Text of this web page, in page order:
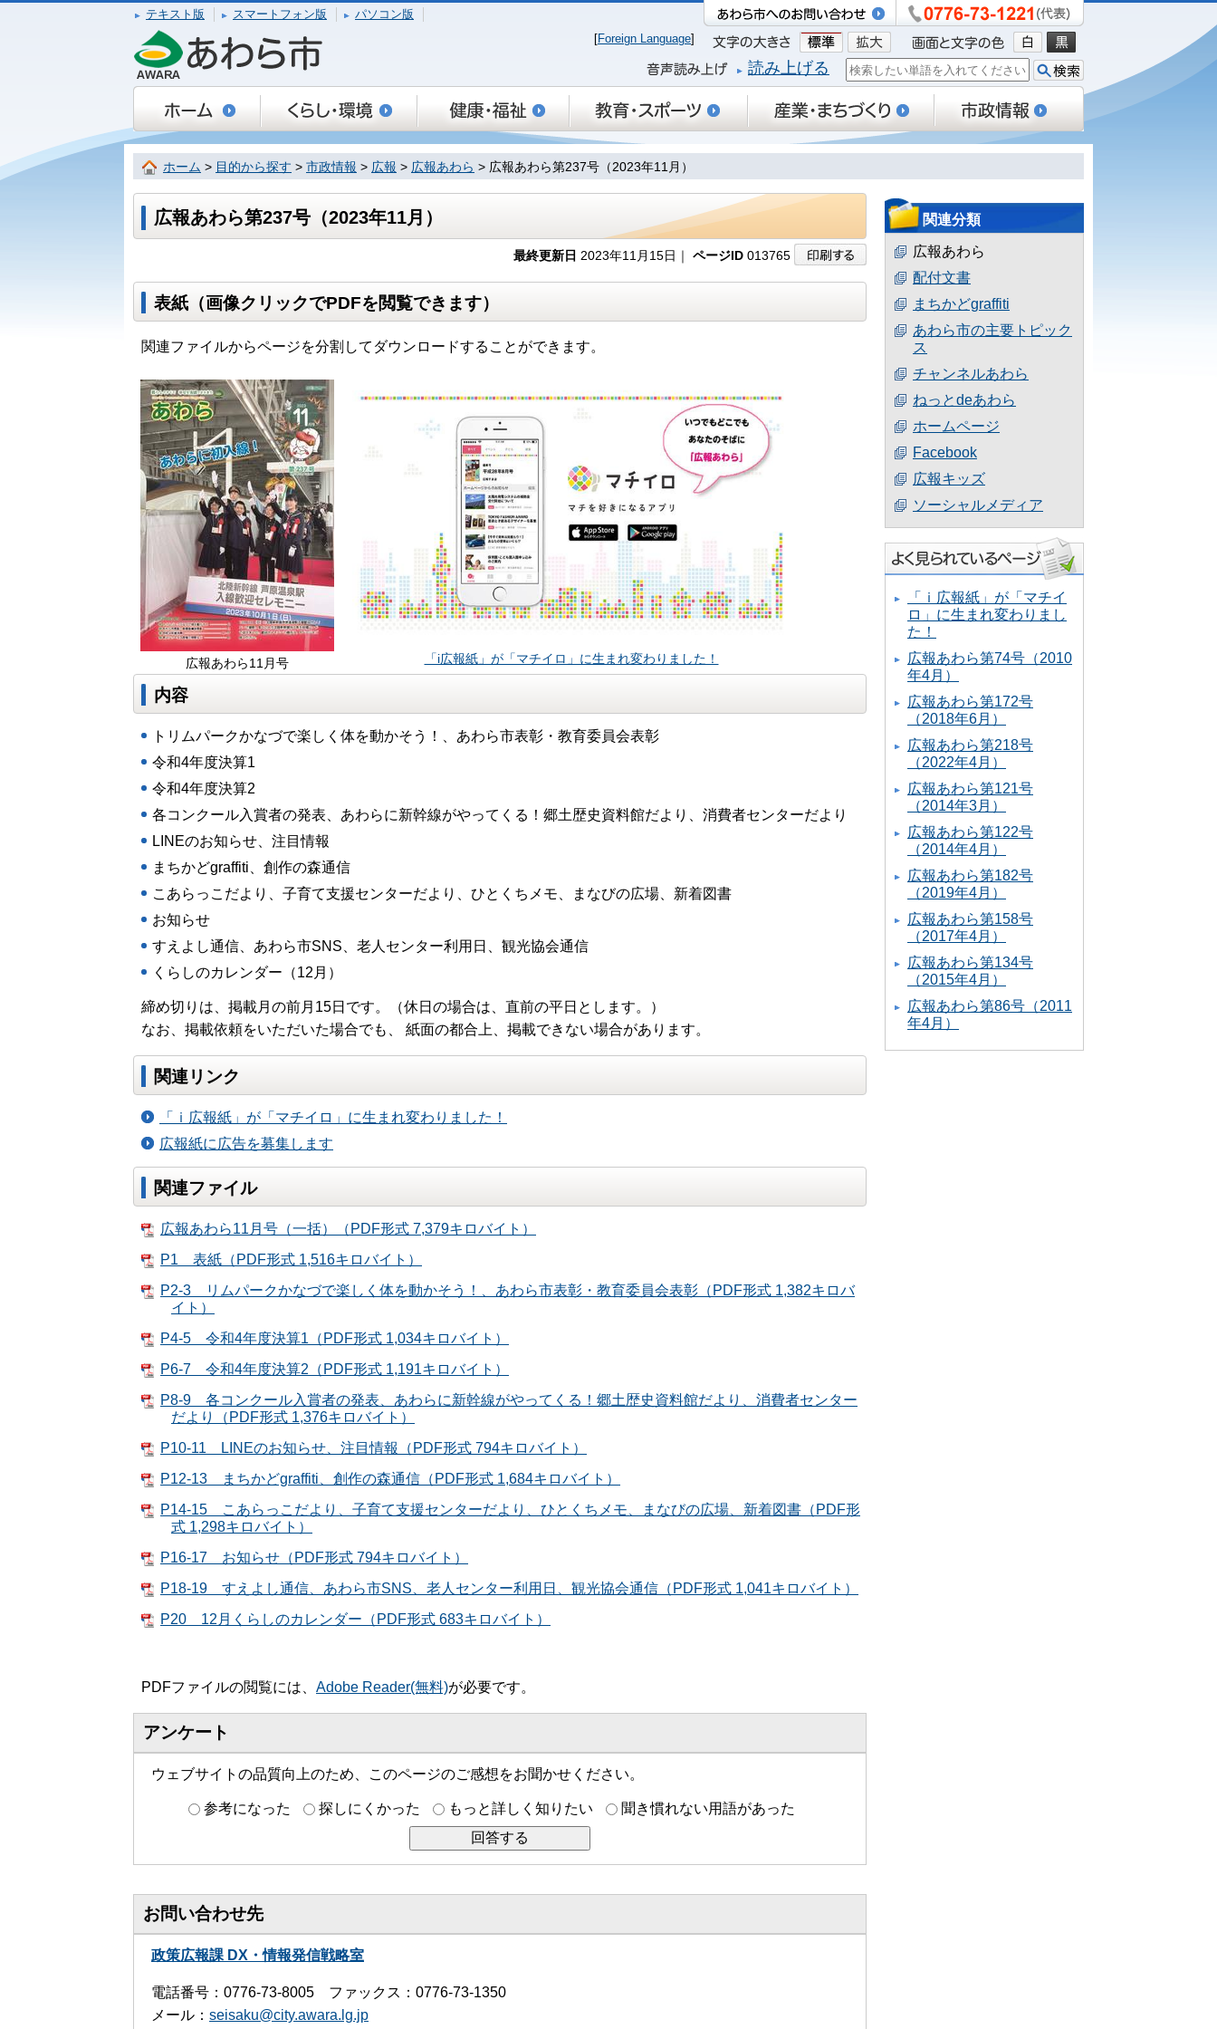
テキスト版 スマートフォン版
パソコン版
[Foreign Language]
読み上げる
ホーム > 目的から探す > 市政情報 > 広報 > 広報あわら > 広報あわら第237号（2023年11月）
広報あわら第237号（2023年11月）
最終更新日 2023年11月15日｜ ページID 013765
表紙（画像クリックでPDFを閲覧できます）
関連ファイルからページを分割してダウンロードすることができます。
広報あわら11月号 「i広報紙」が「マチイロ」に生まれ変わりました！
内容
トリムパークかなづで楽しく体を動かそう！、あわら市表彰・教育委員会表彰
令和4年度決算1
令和4年度決算2
各コンクール入賞者の発表、あわらに新幹線がやってくる！郷土歴史資料館だより、消費者センターだより
LINEのお知らせ、注目情報
まちかどgraffiti、創作の森通信
こあらっこだより、子育て支援センターだより、ひとくちメモ、まなびの広場、新着図書
お知らせ
すえよし通信、あわら市SNS、老人センター利用日、観光協会通信
くらしのカレンダー（12月）
締め切りは、掲載月の前月15日です。（休日の場合は、直前の平日とします。）
なお、掲載依頼をいただいた場合でも、 紙面の都合上、掲載できない場合があります。
関連リンク
「ｉ広報紙」が「マチイロ」に生まれ変わりました！
広報紙に広告を募集します
関連ファイル
広報あわら11月号（一括）（PDF形式 7,379キロバイト）
P1 表紙（PDF形式 1,516キロバイト）
P2-3 リムパークかなづで楽しく体を動かそう！、あわら市表彰・教育委員会表彰（PDF形式 1,382キロバ
イト）
P4-5 令和4年度決算1（PDF形式 1,034キロバイト）
P6-7 令和4年度決算2（PDF形式 1,191キロバイト）
P8-9 各コンクール入賞者の発表、あわらに新幹線がやってくる！郷土歴史資料館だより、消費者センター
だより（PDF形式 1,376キロバイト）
P10-11 LINEのお知らせ、注目情報（PDF形式 794キロバイト）
P12-13 まちかどgraffiti、創作の森通信（PDF形式 1,684キロバイト）
P14-15 こあらっこだより、子育て支援センターだより、ひとくちメモ、まなびの広場、新着図書（PDF形
式 1,298キロバイト）
P16-17 お知らせ（PDF形式 794キロバイト）
P18-19 すえよし通信、あわら市SNS、老人センター利用日、観光協会通信（PDF形式 1,041キロバイト）
P20 12月くらしのカレンダー（PDF形式 683キロバイト）
PDFファイルの閲覧には、 Adobe Reader(無料)が必要です。
アンケート
ウェブサイトの品質向上のため、このページのご感想をお聞かせください。
参考になった 探しにくかった もっと詳しく知りたい 聞き慣れない用語があった
お問い合わせ先
政策広報課 DX・情報発信戦略室
電話番号：0776-73-8005 ファックス：0776-73-1350
メール： seisaku@city.awara.lg.jp
関連分類
広報あわら
配付文書
まちかどgraffiti
あわら市の主要トピック
ス
チャンネルあわら
ねっとdeあわら
ホームページ
Facebook
広報キッズ
ソーシャルメディア
「ｉ広報紙」が「マチイ
ロ」に生まれ変わりまし
た！
広報あわら第74号（2010
年4月）
広報あわら第172号
（2018年6月）
広報あわら第218号
（2022年4月）
広報あわら第121号
（2014年3月）
広報あわら第122号
（2014年4月）
広報あわら第182号
（2019年4月）
広報あわら第158号
（2017年4月）
広報あわら第134号
（2015年4月）
広報あわら第86号（2011
年4月）